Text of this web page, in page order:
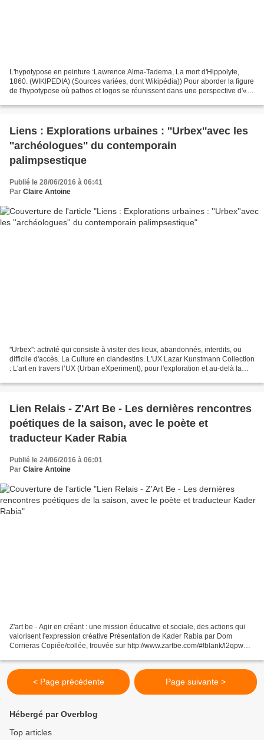
L'hypotypose en peinture :Lawrence Alma-Tadema, La mort d'Hippolyte,
1860. (WIKIPEDIA) (Sources variées, dont Wikipédia)) Pour aborder la figure
de l'hypotypose où pathos et logos se réunissent dans une perspective d'«
Liens : Explorations urbaines : ''Urbex''avec les
''archéologues'' du contemporain
palimpsestique
Publié le 28/06/2016 à 06:41
Par Claire Antoine
''Urbex'': activité qui consiste à visiter des lieux, abandonnés, interdits, ou
difficile d'accès. La Culture en clandestins. L'UX Lazar Kunstmann Collection
: L'art en travers l’UX (Urban eXperiment), pour l'exploration et au-delà la
Lien Relais - Z'Art Be - Les dernières rencontres
poétiques de la saison, avec le poète et
traducteur Kader Rabia
Publié le 24/06/2016 à 06:01
Par Claire Antoine
Z'art be - Agir en créant : une mission éducative et sociale, des actions qui
valorisent l'expression créative Présentation de Kader Rabia par Dom
Corrieras Copiée/collée, trouvée sur http://www.zartbe.com/#!blank/l2qpw
< Page précédente Page suivante >
Hébergé par Overblog
Top articles